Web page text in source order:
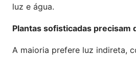
luz e água.
Plantas sofisticadas precisam
A maioria prefere luz indireta,